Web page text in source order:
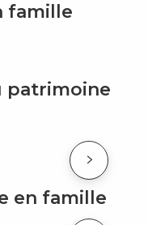
famille
patrimoine
THERMAL
en famille